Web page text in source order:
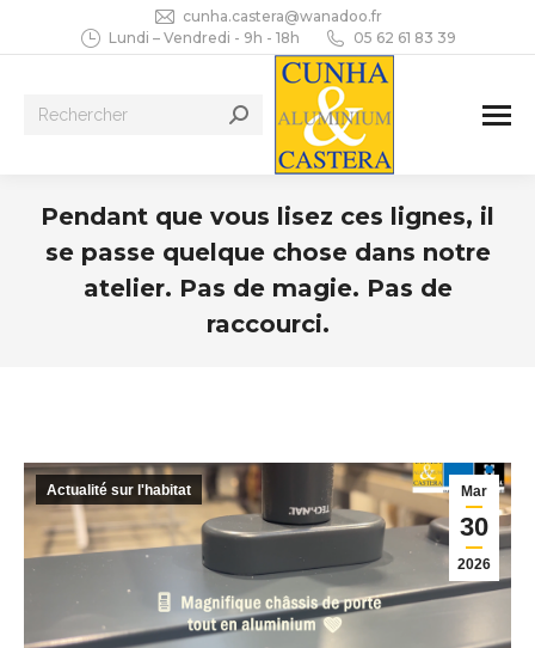
cunha.castera@wanadoo.fr
Lundi – Vendredi - 9h - 18h
05 62 61 83 39
Recherche
Pendant que vous lisez ces lignes, il
se passe quelque chose dans notre
atelier. Pas de magie. Pas de
raccourci.
Mar
30
2026
Actualité sur l'habitat